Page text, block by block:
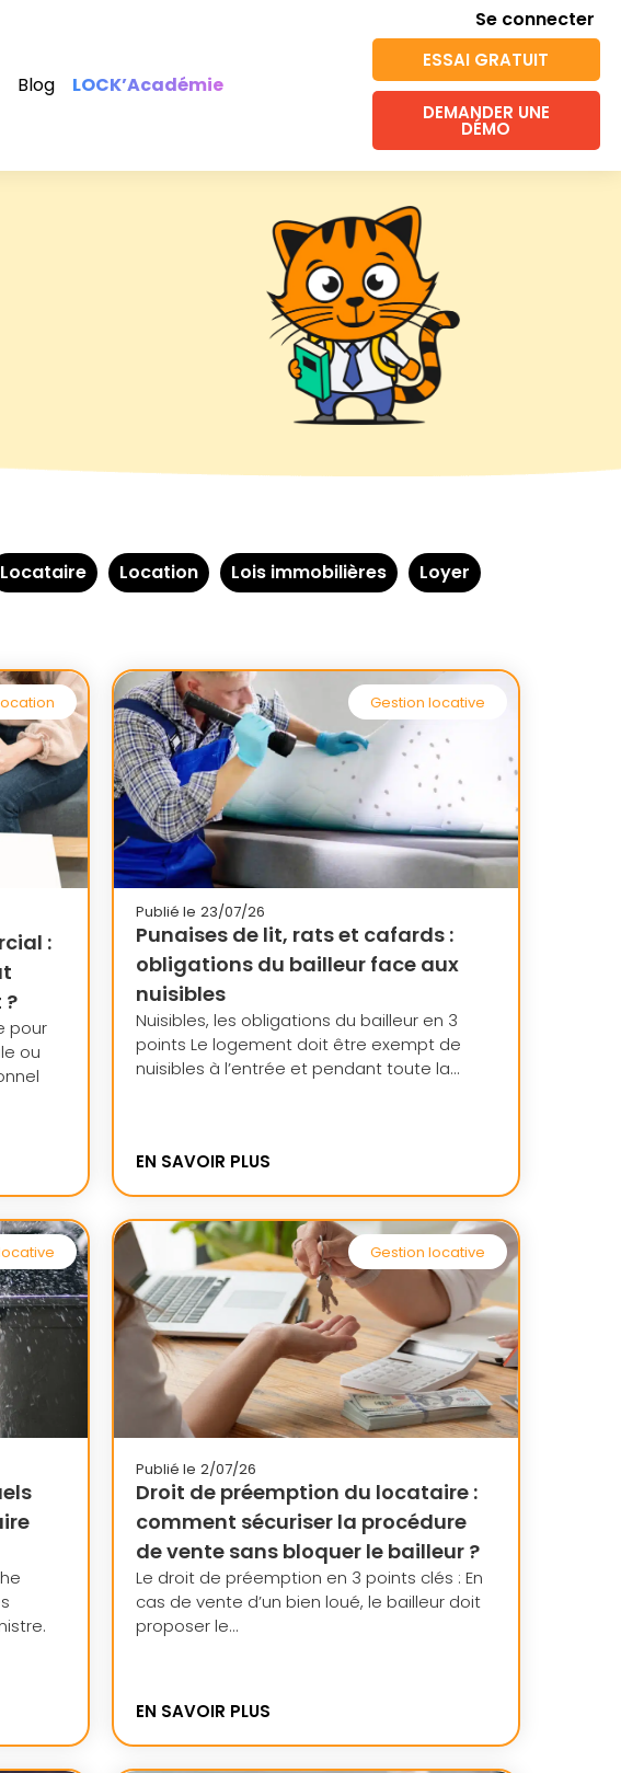
Blog LOCK’Académie
Se connecter
ESSAI GRATUIT
DEMANDER UNE
DÉMO
Locataire Location Lois immobilières Loyer
:
pour
ou
Gestion locative
Publié le 23/07/26
Punaises de lit, rats et cafards :
obligations du bailleur face aux
nuisibles
Nuisibles, les obligations du bailleur en 3
points Le logement doit être exempt de
nuisibles à l’entrée et pendant toute la...
EN SAVOIR PLUS
Gestion locative
Publié le 2/07/26
Droit de préemption du locataire :
comment sécuriser la procédure
de vente sans bloquer le bailleur ?
Le droit de préemption en 3 points clés : En
cas de vente d’un bien loué, le bailleur doit
proposer le...
EN SAVOIR PLUS